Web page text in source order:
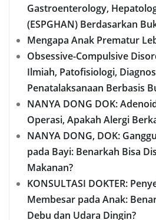
Gastroenterology,
(ESPGHAN) Berdasarkan
Mengapa Anak Prematur
Obsessive-Compulsive
Ilmiah, Patofisiologi,
Penatalaksanaan Berbasis
NANYA DONG DOK:
Operasi, Apakah Alergi
NANYA DONG, DOK:
pada Bayi: Benarkah Bisa
Makanan?
KONSULTASI DOKTER:
Membesar pada Anak:
Debu dan Udara Dingin?